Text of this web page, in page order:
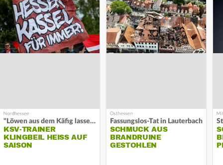
"Löwen aus dem Käfig lassen"
KSV-TRAINER
KLINGBEIL HEISS AUF S
AISON
Fassungslos-Tat in Lauterbach
SCHMUCK AUS
BRANDRUINE
GESTOHLEN